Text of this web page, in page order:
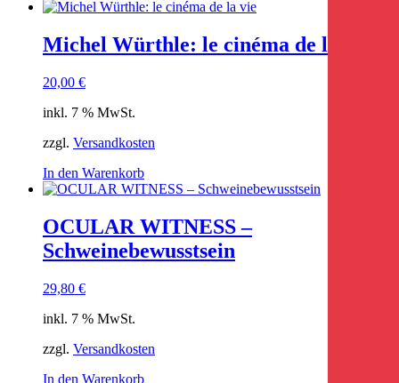
Michel Würthle: le cinéma de la vie
20,00 €
inkl. 7 % MwSt.
zzgl. Versandkosten
In den Warenkorb
OCULAR WITNESS –
Schweinebewusstsein
29,80 €
inkl. 7 % MwSt.
zzgl. Versandkosten
In den Warenkorb